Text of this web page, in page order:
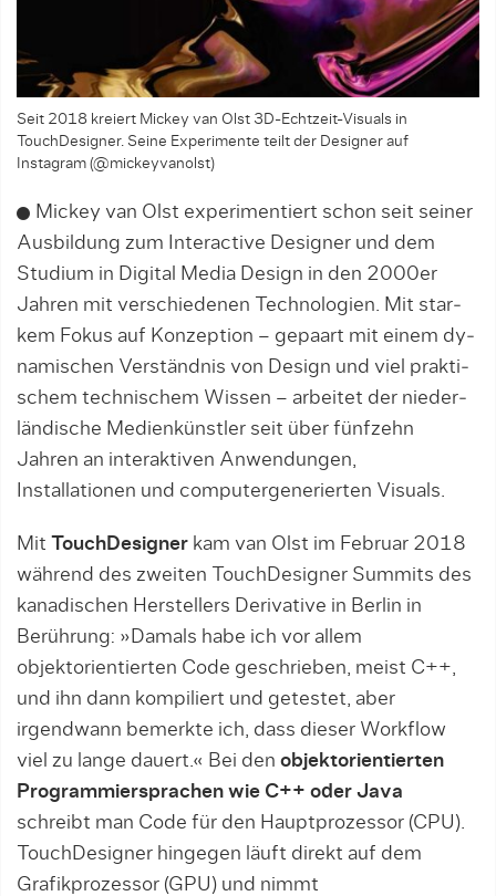
Seit 2018 kreiert Mickey van Olst 3D-Echtzeit-Visuals in
TouchDesigner. Seine Experimente teilt der Designer auf
Instagram (@mickeyvanolst)
Mickey van Olst experimentiert schon seit seiner
Ausbildung zum Interactive Designer und dem
Studium in Digital Media Design in den 2000er
Jahren mit verschiedenen Technologien. Mit star­
kem Fokus auf Konzeption – gepaart mit einem dy­
na­mi­schen Ver­ständnis von Design und viel prakti­
schem tech­ni­­schem Wissen – arbeitet der nieder­
län­dische Me­dien­­künstler seit über fünfzehn
Jahren an interaktiven Anwendungen,
Installationen und computergenerierten Visuals.
Mit TouchDesigner kam van Olst im Februar 2018
während des zweiten TouchDesigner Summits des
kanadischen Herstellers Derivative in Berlin in
Berührung: »Damals habe ich vor allem
objektorientierten Code geschrieben, meist C++,
und ihn dann kompiliert und getestet, aber
irgendwann bemerkte ich, dass dieser Workflow
viel zu lange dauert.« Bei den objektorientierten
Programmiersprachen wie C++ oder Java
schreibt man Code für den Hauptprozessor (CPU).
TouchDesigner hingegen läuft direkt auf dem
Grafikprozessor (GPU) und nimmt